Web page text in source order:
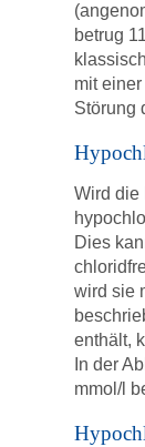
betrug
mit
Störung
Wird die
Dies
wird sie
enthält,
In der
mmol/l